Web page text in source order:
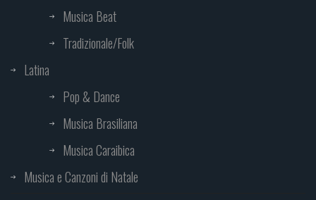
Musica Beat
Tradizionale/Folk
Latina
Pop & Dance
Musica Brasiliana
Musica Caraibica
Musica e Canzoni di Natale